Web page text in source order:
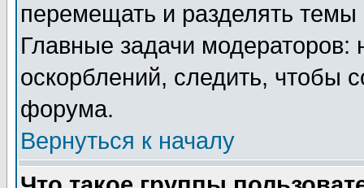
перемещать и разделять
Главные задачи
оскорблений, следить, чтобы
форума.
Вернуться к началу